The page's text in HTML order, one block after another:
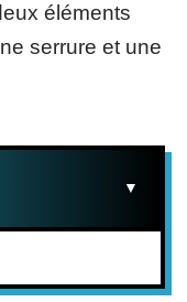
éléments
serrure et une